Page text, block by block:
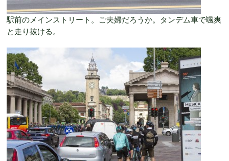
駅前のメインストリート。ご夫婦だろうか。タンデム車で颯爽
と走り抜ける。